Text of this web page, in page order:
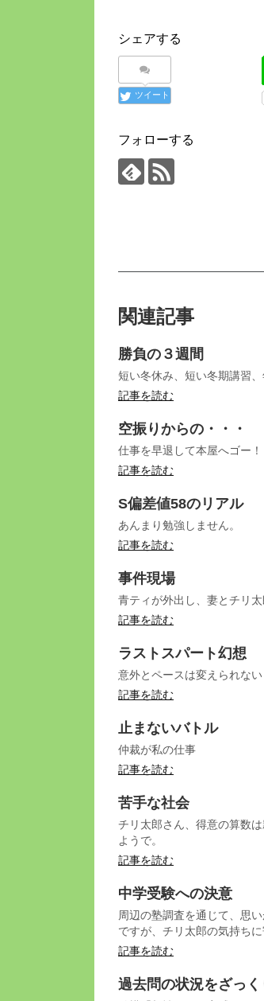
シェアする
ツイート
フォローする
関連記事
勝負の３週間
短い冬休み、短い冬期講習
記事を読む
空振りからの・・・
仕事を早退して本屋へゴー
記事を読む
S偏差値58のリアル
あんまり勉強しません。
記事を読む
事件現場
青ティが外出し、妻とチリ
記事を読む
ラストスパート幻想
意外とペースは変えられな
記事を読む
止まないバトル
仲裁が私の仕事
記事を読む
苦手な社会
チリ太郎さん、得意の算数
ようで。
記事を読む
中学受験への決意
周辺の塾調査を通じて、思
ですが、チリ太郎の気持ち
記事を読む
過去問の状況をざっく